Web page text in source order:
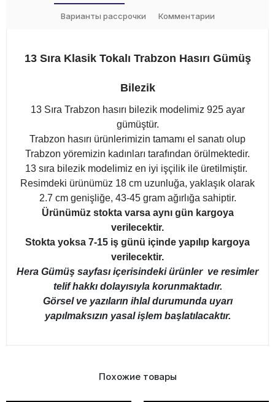
Варианты рассрочки Комментарии
13 Sıra Klasik Tokalı Trabzon Hasırı Gümüş
Bilezik
13 Sıra Trabzon hasırı bilezik modelimiz 925 ayar
gümüştür.
Trabzon hasırı ürünlerimizin tamamı el sanatı olup
Trabzon yöremizin kadınları tarafından örülmektedir.
13 sıra bilezik modelimiz en iyi işçilik ile üretilmiştir.
Resimdeki ürünümüz 18 cm uzunluğa, yaklaşık olarak
2.7 cm genişliğe, 43-45 gram ağırlığa sahiptir.
Ürünümüz stokta varsa aynı gün kargoya
verilecektir.
Stokta yoksa 7-15 iş günü içinde yapılıp kargoya
verilecektir.
Hera Gümüş sayfası içerisindeki ürünler ve resimler
telif hakkı dolayısıyla korunmaktadır.
Görsel ve yazıların ihlal durumunda uyarı
yapılmaksızın yasal işlem başlatılacaktır.
Похожие товары